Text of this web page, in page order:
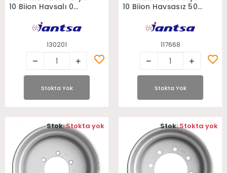
10 Bijon Havşalı 0
130201
Stokta Yok
10 Bijon Havşasız 50
117668
Stokta Yok
Stok:Stokta yok Stok:Stokta yok